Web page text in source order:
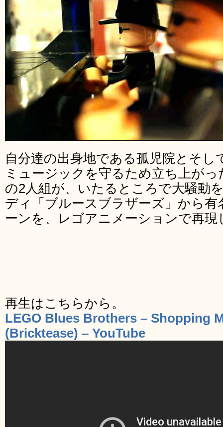
自分達の出身地である孤児院とそ
ミュージックを守るため立ち上が
の2人組が、いたるところで大騒動
ディ「ブルースブラザーズ」から
ーンを、レゴアニメーションで再現
再生はこちらから。
LEGO Blues Brothers – Shopping
(Bricktease) – YouTube